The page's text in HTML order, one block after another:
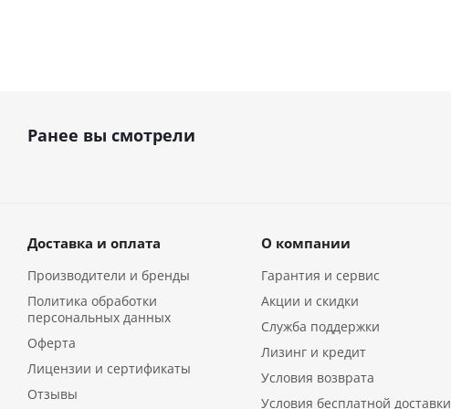
Ранее вы смотрели
Доставка и оплата
Производители и бренды
Политика обработки
персональных данных
Оферта
Лицензии и сертификаты
Отзывы
О компании
Гарантия и сервис
Акции и скидки
Служба поддержки
Лизинг и кредит
Условия возврата
Условия бесплатной доставки